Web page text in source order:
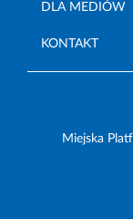
DLA MEDIÓW
KONTAKT
Miejska